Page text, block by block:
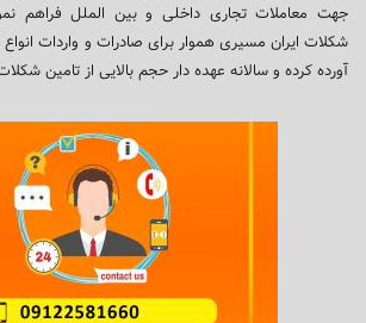
جهت معاملات تجاری داخلی و بین الملل فراهم
شکلات ایران مسیری هموار برای صادرات و واردات انواع
آورده کرده و سالانه عهده دار حجم بالایی از تامین